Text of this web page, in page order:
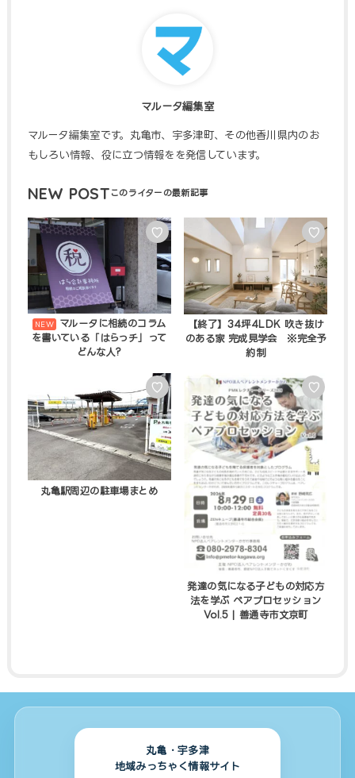
マルータ編集室
マルータ編集室です。丸亀市、宇多津町、その他香川県内のお
もしろい情報、役に立つ情報をを発信しています。
NEW POST
♡
マルータに相続のコラム
を書いている「はらっチ」って
どんな人?
♡
【終了】34坪4LDK 吹き抜け
のある家 完成見学会 ※完全予
約制
♡
丸亀駅周辺の駐車場まとめ
♡
発達の気になる子どもの対応方
法を学ぶ ペアプロセッション
Vol.5 | 善通寺市文京町
丸亀・宇多津
地域みっちゃく情報サイト